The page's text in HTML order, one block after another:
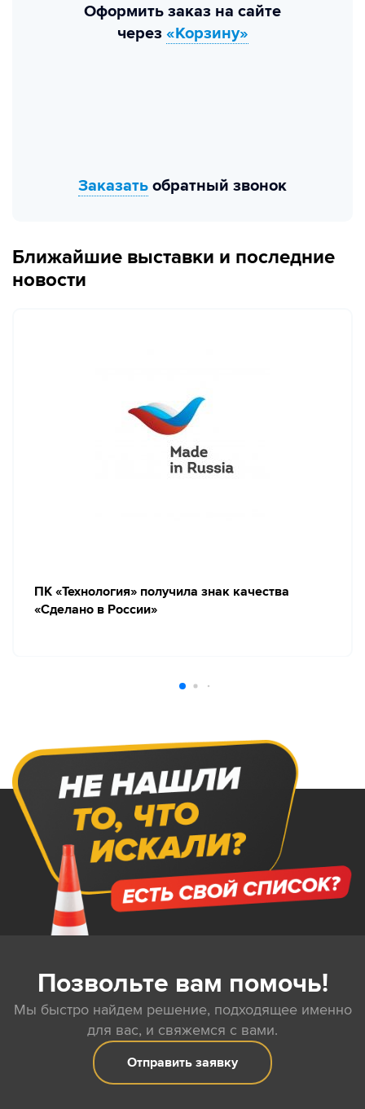
Оформить заказ на сайте
через «Корзину»
Заказать обратный звонок
Ближайшие выставки и последние
новости
ПК «Технология» получила знак качества
«Сделано в России»
Позвольте вам помочь!
Мы быстро найдем решение, подходящее именно
для вас, и свяжемся с вами.
Отправить заявку